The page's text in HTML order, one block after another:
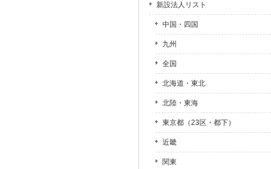
新設法人リスト
中国・四国
九州
全国
北海道・東北
北陸・東海
東京都（23区・都下）
近畿
関東